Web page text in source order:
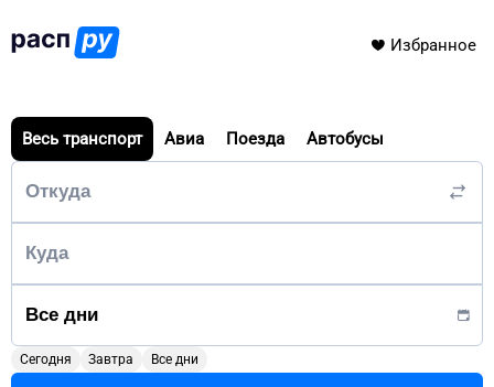
Избранное
Весь транспорт Авиа Поезда Автобусы
Сегодня Завтра Все дни